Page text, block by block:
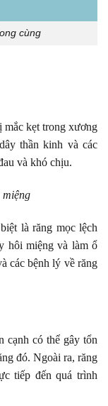
cùng
mắc kẹt trong xương
thần kinh và các
và khó chịu.
miệng
là răng mọc lệch
hôi miệng và làm ổ
các bệnh lý về răng
cạnh có thể gây tổn
đó. Ngoài ra, răng
tiếp đến quá trình